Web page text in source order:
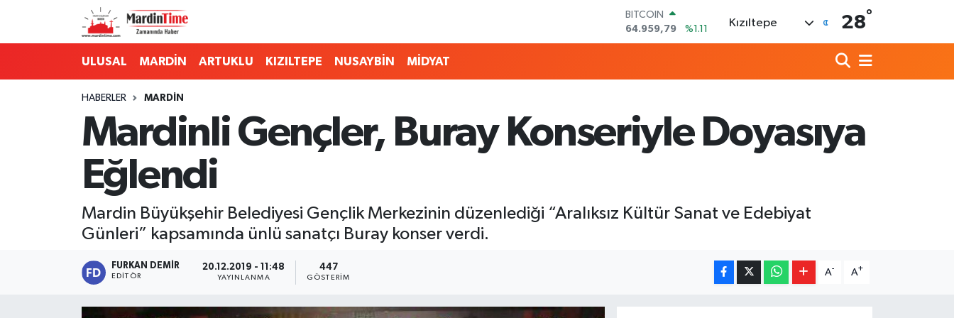
BITCOIN
64.959,79
%1.11
DOLAR
64,4811
GRAM ALTIN
6660.55
%0.03
BİST100
Kızıltepe 28°
ULUSAL MARDİN ARTUKLU KIZILTEPE NUSAYBİN MİDYAT
HABERLER MARDİN
Mardinli Gençler, Buray Konseriyle Doyasıya
Eğlendi
Mardin Büyükşehir Belediyesi Gençlik Merkezinin düzenlediği “Aralıksız Kültür Sanat ve Edebiyat
Günleri” kapsamında ünlü sanatçı Buray konser verdi.
FURKAN DEMIR
EDITÖR
20.12.2019 - 11:48
YAYINLANMA
447
GÖSTERIM
A- A+
Mardin Nöbetçi Eczaneler
Mardin Namaz Vakitleri
Mardin Trafik Yoğunluk Haritası
Süper Lig Puan Durumu ve Fikstür
Tüm Manşetler
Son Dakika Haberleri
Haber Arşivi